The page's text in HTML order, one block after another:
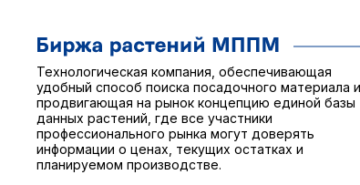
Технологическая компания, обеспечивающая
удобный способ поиска посадочного материала и
продвигающая на рынок концепцию единой базы
данных растений, где все участники
профессионального рынка могут доверять
информации о ценах, текущих остатках и
планируемом производстве.